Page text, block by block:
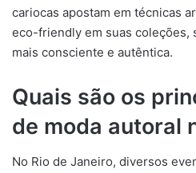
cariocas apostam em técnicas
eco-friendly em suas coleções,
mais consciente e autêntica.
Quais são os
de moda autoral
No Rio de Janeiro, diversos